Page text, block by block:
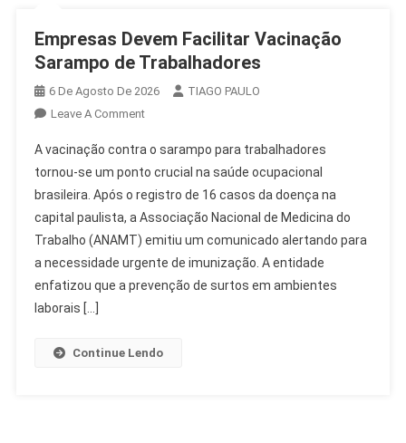
Empresas Devem Facilitar Vacinação
Sarampo de Trabalhadores
6 De Agosto De 2026
TIAGO PAULO
Leave A CommentOn
Devem
Facilitar
Vacinação
Sarampo
De
Trabalhadores
A vacinação contra o sarampo para trabalhadores
tornou-se um ponto crucial na saúde ocupacional
brasileira. Após o registro de 16 casos da doença na
capital paulista, a Associação Nacional de Medicina do
Trabalho (ANAMT) emitiu um comunicado alertando para
a necessidade urgente de imunização. A entidade
enfatizou que a prevenção de surtos em ambientes
laborais […]
Continue Lendo